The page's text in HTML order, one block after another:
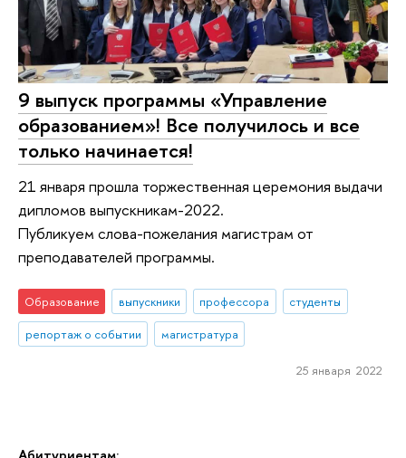
9 выпуск программы «Управление
образованием»! Все получилось и все
только начинается!
21 января прошла торжественная церемония выдачи
дипломов выпускникам-2022.
Публикуем слова-пожелания магистрам от
преподавателей программы.
Образование выпускники профессора
студенты
репортаж о событии
магистратура
25 января 2022